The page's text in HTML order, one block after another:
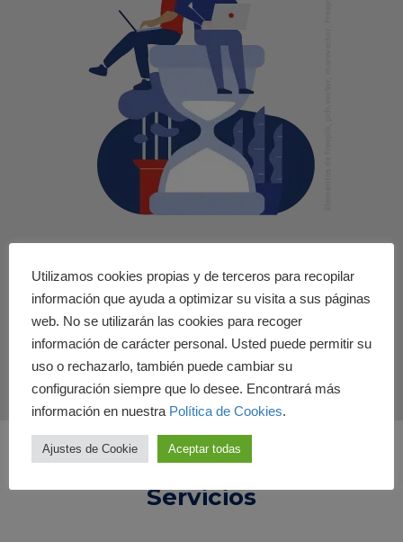
14386
ALUMNOS ONLINE
Servicios
Utilizamos cookies propias y de terceros para recopilar
información que ayuda a optimizar su visita a sus páginas
web. No se utilizarán las cookies para recoger
información de carácter personal. Usted puede permitir su
uso o rechazarlo, también puede cambiar su
configuración siempre que lo desee. Encontrará más
información en nuestra Política de Cookies.
Ajustes de Cookie Aceptar todas